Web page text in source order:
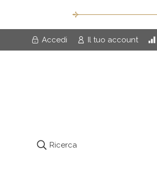
Accedi Il tuo account
Ricerca